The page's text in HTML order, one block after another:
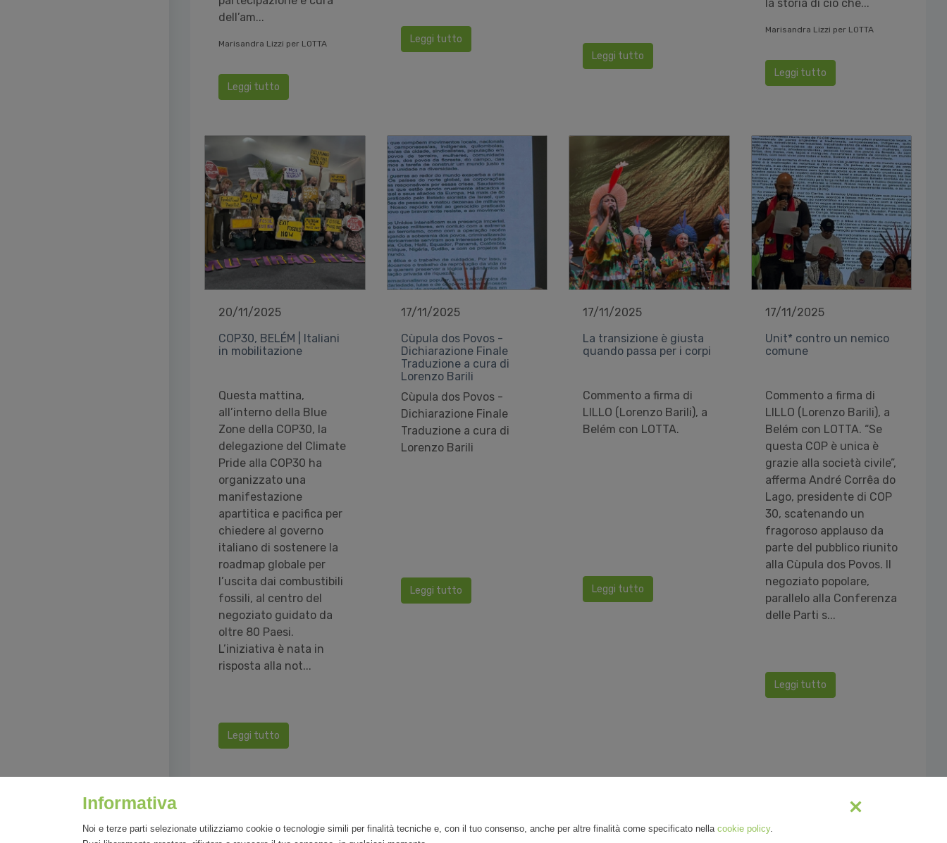
dell’am...
Marisandra Lizzi per LOTTA
Leggi tutto
Leggi tutto
Leggi tutto
la storia di ciò che...
Marisandra Lizzi per LOTTA
Leggi tutto
20/11/2025
COP30, BELÉM | Italiani
in mobilitazione
Questa mattina,
all’interno della Blue
Zone della COP30, la
delegazione del Climate
Pride alla COP30 ha
organizzato una
manifestazione
apartitica e pacifica per
chiedere al governo
italiano di sostenere la
roadmap globale per
l’uscita dai combustibili
fossili, al centro del
negoziato guidato da
oltre 80 Paesi.
L’iniziativa è nata in
risposta alla not...
Leggi tutto
17/11/2025
Cùpula dos Povos -
Dichiarazione Finale
Traduzione a cura di
Lorenzo Barili
Cùpula dos Povos -
Dichiarazione Finale
Traduzione a cura di
Lorenzo Barili
Leggi tutto
17/11/2025
La transizione è giusta
quando passa per i corpi
Commento a firma di
LILLO (Lorenzo Barili), a
Belém con LOTTA.
Leggi tutto
17/11/2025
Unit* contro un nemico
comune
Commento a firma di
LILLO (Lorenzo Barili), a
Belém con LOTTA. “Se
questa COP è unica è
grazie alla società civile”,
afferma André Corrêa do
Lago, presidente di COP
30, scatenando un
fragoroso applauso da
parte del pubblico riunito
alla Cùpula dos Povos. Il
negoziato popolare,
parallelo alla Conferenza
delle Parti s...
Leggi tutto
Informativa
Noi e terze parti selezionate utilizziamo cookie o tecnologie simili per finalità tecniche e, con il tuo consenso, anche per altre finalità come specificato nella cookie policy.